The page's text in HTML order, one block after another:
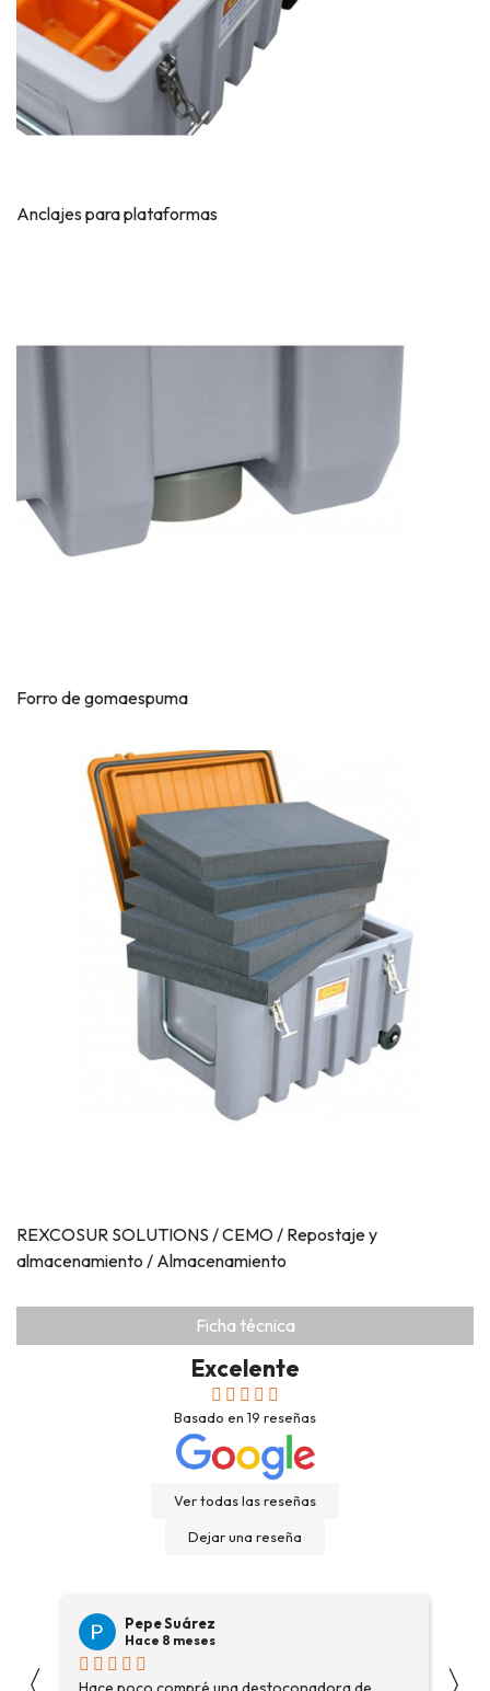
Ficha técnica
Anclajes para plataformas
Forro de gomaespuma
REXCOSUR SOLUTIONS / CEMO / Repostaje y
almacenamiento / Almacenamiento
Excelente
Basado en 19 reseñas
Ver todas las reseñas
Dejar una reseña
Pepe Suárez
Hace 8 meses